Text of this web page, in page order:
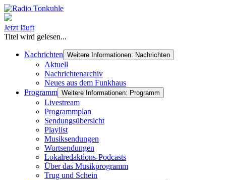
Jetzt läuft
Titel wird gelesen...
Nachrichten Weitere Informationen: Nachrichten
Aktuell
Nachrichtenarchiv
Neues aus dem Funkhaus
Programm Weitere Informationen: Programm
Livestream
Programmplan
Sendungsübersicht
Playlist
Musiksendungen
Wortsendungen
Lokalredaktions-Podcasts
Über das Musikprogramm
Trug und Schein